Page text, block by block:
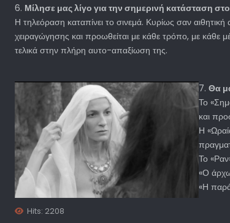
6. Μίλησε μας λίγο για την σημερινή κατάσταση
Η τηλεόραση καταπίνει το σινεμά. Κυρίως σαν
χειραγώγησης και προωθείται με κάθε τρόπο, με κάθε
τελικά στην πλήρη αυτο-απαξίωση της.
7. Θα
Το
και
Η
Το
«Ο
«Η
Hits: 2208